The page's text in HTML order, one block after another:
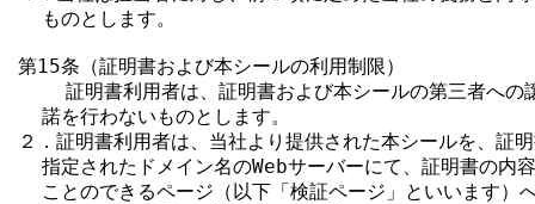
  ものとします。
第15条（証明書および本シールの利用制限）
証明書利用者は、証明書および本シールの第三者への
  諾を行わないものとします。
２．証明書利用者は、当社より提供された本シールを、証
指定されたドメイン名のWebサーバーにて、証明書の内
ことのできるページ（以下「検証ページ」といいます）